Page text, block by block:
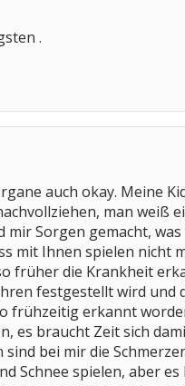
.
auch okay. Meine
man weiß
Sorgen gemacht,
mit Ihnen spielen nicht
früher die Krankheit
festgestellt wird und
frühzeitig erkannt
es braucht Zeit sich
bei mir die
Schnee spielen, aber es